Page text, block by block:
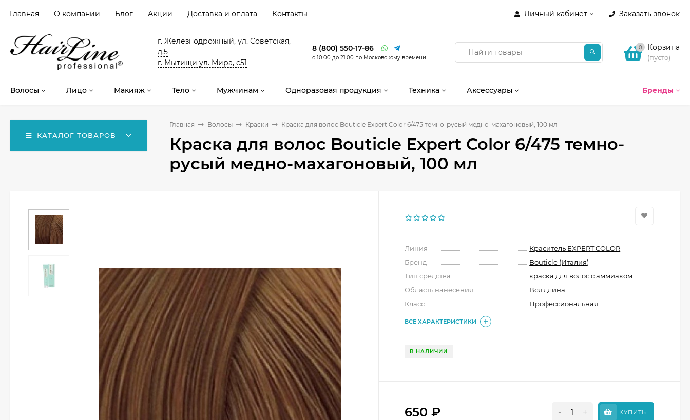
Личный кабинет Заказать звонок
Главная О компании Блог Акции Доставка и оплата Контакты
г. Железнодрожный, ул. Советская,
д.5
г. Мытищи ул. Мира, с51
8 (800) 550-17-86
с 10:00 до 21:00 по Московскому времени
0 Корзина
(пусто)
Бренды
Волосы Лицо Макияж Тело Мужчинам Одноразовая продукция Техника Аксессуары
КАТАЛОГ ТОВАРОВ
Главная Волосы Краски Краска для волос Bouticle Expert Color 6/475 темно-русый медно-махагоновый, 100 мл
Краска для волос Bouticle Expert Color 6/475 темно-
русый медно-махагоновый, 100 мл
Линия
Краситель EXPERT COLOR
Бренд
Bouticle (Италия)
Тип средства
краска для волос с аммиаком
Область нанесения
Вся длина
Класс
Профессиональная
ВСЕ ХАРАКТЕРИСТИКИ
В НАЛИЧИИ
650₽ - + КУПИТЬ